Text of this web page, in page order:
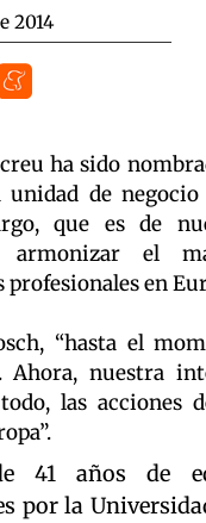
2014
ha sido
de negocio
que es de
armonizar el
en
“hasta el
Ahora, nuestra
las acciones
41 años de
por la